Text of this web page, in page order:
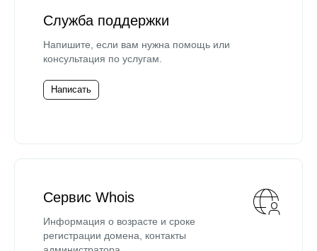
Служба поддержки
Напишите, если вам нужна помощь или
консультация по услугам.
Написать
Сервис Whois
Информация о возрасте и сроке
регистрации домена, контакты